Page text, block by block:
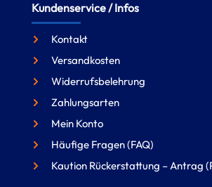
Kundenservice / Infos
Kontakt
Versandkosten
Widerrufsbelehrung
Zahlungsarten
Mein Konto
Häufige Fragen (FAQ)
Kaution Rückerstattung – Antrag